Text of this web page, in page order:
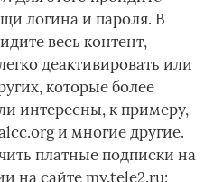
логина и пароля. В
весь контент,
деактивировать или
которые более
интересны, к примеру,
и многие другие.
платные подписки на
на сайте my.tele2.ru: